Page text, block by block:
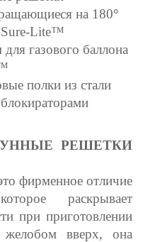
на 180°
Sure-Lite™
газового баллона
полки из стали
РЕШЕТКИ
фирменное отличие
раскрывает
при приготовлении
желобом вверх, она